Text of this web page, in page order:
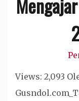
Views: 2,093